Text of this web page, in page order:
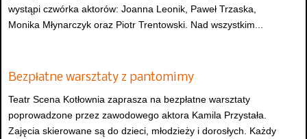
wystąpi czwórka aktorów: Joanna Leonik, Paweł Trzaska,
Monika Młynarczyk oraz Piotr Trentowski. Nad wszystkim...
Bezpłatne warsztaty z pantomimy
Teatr Scena Kotłownia zaprasza na bezpłatne warsztaty
poprowadzone przez zawodowego aktora Kamila Przystała.
Zajęcia skierowane są do dzieci, młodzieży i dorosłych. Każdy